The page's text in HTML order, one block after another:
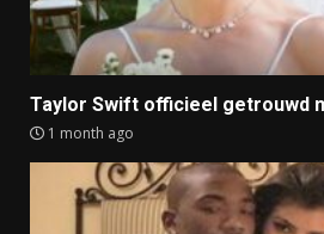
Taylor Swift officieel getrouwd
1 month ago